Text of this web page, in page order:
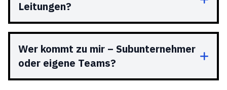
Leitungen?
Wer kommt zu mir – Subunternehmer
oder eigene Teams?